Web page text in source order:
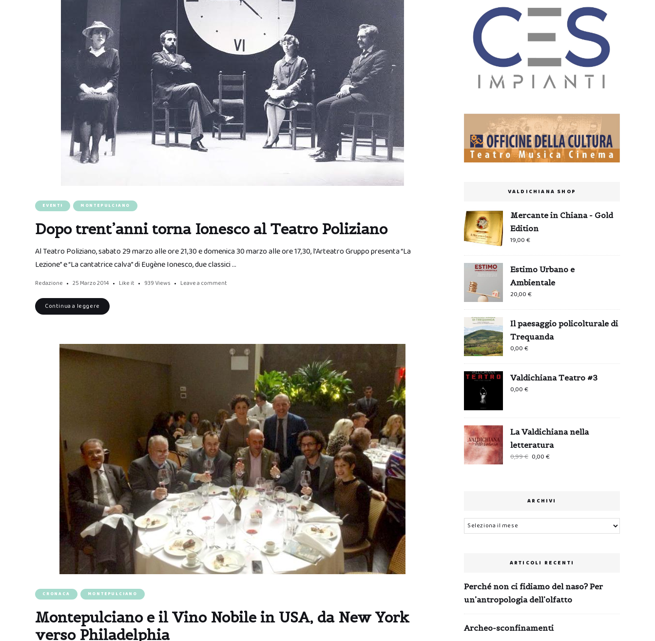
EVENTI MONTEPULCIANO
Dopo trent’anni torna Ionesco al Teatro Poliziano
Al Teatro Poliziano, sabato 29 marzo alle ore 21,30 e domenica 30 marzo alle ore 17,30, l’Arteatro Gruppo presenta “La
Lezione” e “La cantatrice calva” di Eugène Ionesco, due classici …
Redazione 25 Marzo 2014 Like it 939 Views Leave a comment
Continua a leggere
CRONACA MONTEPULCIANO
Montepulciano e il Vino Nobile in USA, da New York
verso Philadelphia
VALDICHIANA SHOP
Mercante in Chiana - Gold
Edition
19,00€
Estimo Urbano e
Ambientale
20,00€
Il paesaggio policolturale di
Trequanda
0,00€
Valdichiana Teatro #3
0,00€
La Valdichiana nella
letteratura
0,99€
0,99 €.
0,00€
0,00 €.
ARCHIVI
Archivi
ARTICOLI RECENTI
Perché non ci fidiamo del naso? Per
un’antropologia dell’olfatto
Archeo-sconfinamenti